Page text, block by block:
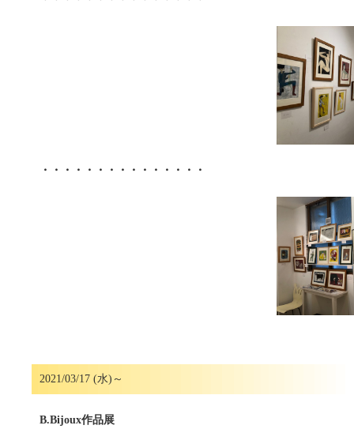
・・・・・・・・・・・・・・・
2021/03/17 (水)～
B.Bijoux作品展